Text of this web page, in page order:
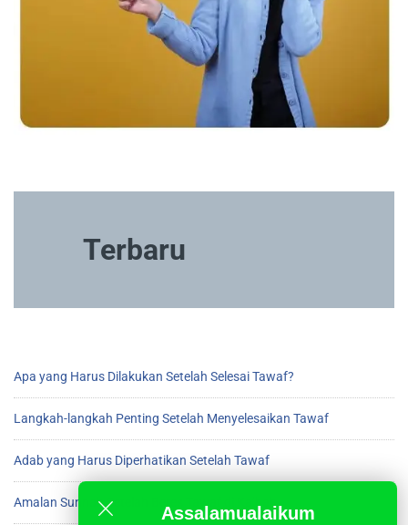
Terbaru
Apa yang Harus Dilakukan Setelah Selesai Tawaf?
Langkah-langkah Penting Setelah Menyelesaikan Tawaf
Adab yang Harus Diperhatikan Setelah Tawaf
Amalan Sunnah Setelah Beres Tawaf di Ka’bah
Assalamualaikum